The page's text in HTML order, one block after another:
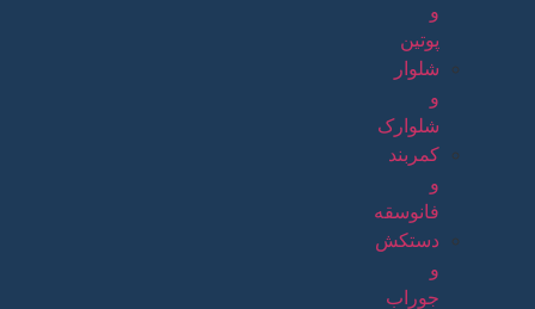
و
پوتین
شلوار
و
شلوارک
کمربند
و
فانوسقه
دستکش
و
جوراب